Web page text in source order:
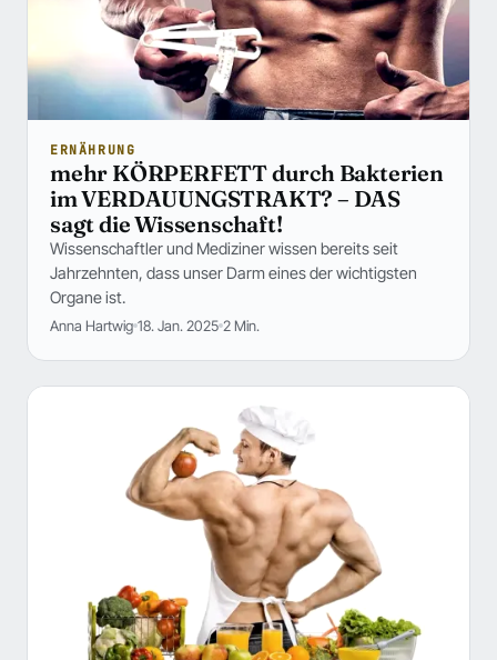
ERNÄHRUNG
mehr KÖRPERFETT durch Bakterien
im VERDAUUNGSTRAKT? – DAS
sagt die Wissenschaft!
Wissenschaftler und Mediziner wissen bereits seit
Jahrzehnten, dass unser Darm eines der wichtigsten
Organe ist.
Anna Hartwig 18. Jan. 2025 2 Min.